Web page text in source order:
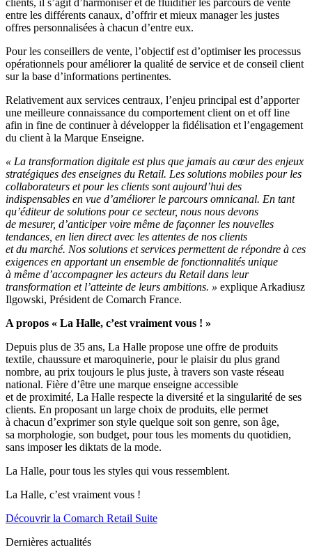
entre les différents canaux, d’offrir et mieux manager les justes
offres personnalisées à chacun d’entre eux.
Pour les conseillers de vente, l’objectif est d’optimiser les processus
opérationnels pour améliorer la qualité de service et de conseil client
sur la base d’informations pertinentes.
Relativement aux services centraux, l’enjeu principal est d’apporter
une meilleure connaissance du comportement client on et off line
afin in fine de continuer à développer la fidélisation et l’engagement
du client à la Marque Enseigne.
« La transformation digitale est plus que jamais au cœur des enjeux
stratégiques des enseignes du Retail. Les solutions mobiles pour les
collaborateurs et pour les clients sont aujourd’hui des
indispensables en vue d’améliorer le parcours omnicanal. En tant
qu’éditeur de solutions pour ce secteur, nous nous devons
de mesurer, d’anticiper voire même de façonner les nouvelles
tendances, en lien direct avec les attentes de nos clients
et du marché. Nos solutions et services permettent de répondre à ces
exigences en apportant un ensemble de fonctionnalités unique
à même d’accompagner les acteurs du Retail dans leur
transformation et l’atteinte de leurs ambitions. » explique Arkadiusz
Ilgowski, Président de Comarch France.
A propos « La Halle, c’est vraiment vous ! »
Depuis plus de 35 ans, La Halle propose une offre de produits
textile, chaussure et maroquinerie, pour le plaisir du plus grand
nombre, au prix toujours le plus juste, à travers son vaste réseau
national. Fière d’être une marque enseigne accessible
et de proximité, La Halle respecte la diversité et la singularité de ses
clients. En proposant un large choix de produits, elle permet
à chacun d’exprimer son style quelque soit son genre, son âge,
sa morphologie, son budget, pour tous les moments du quotidien,
sans imposer les diktats de la mode.
La Halle, pour tous les styles qui vous ressemblent.
La Halle, c’est vraiment vous !
Découvrir la Comarch Retail Suite
Dernières actualités